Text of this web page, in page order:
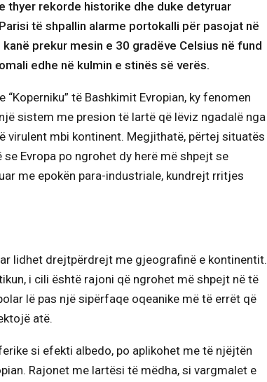
thyer rekorde historike dhe duke detyruar
të shpallin alarme portokalli për pasojat në
prekur mesin e 30 gradëve Celsius në fund
edhe në kulmin e stinës së verës.
të Bashkimit Evropian, ky fenomen
sistem me presion të lartë që lëviz ngadalë nga
virulent mbi kontinent. Megjithatë, përtej situatës
Evropa po ngrohet dy herë më shpejt se
me epokën para-industriale, kundrejt rritjes
lidhet drejtpërdrejt me gjeografinë e kontinentit.
i cili është rajoni që ngrohet më shpejt në të
lë pas një sipërfaqe oqeanike më të errët që
atë.
si efekti albedo, po aplikohet me të njëjtën
Rajonet me lartësi të mëdha, si vargmalet e